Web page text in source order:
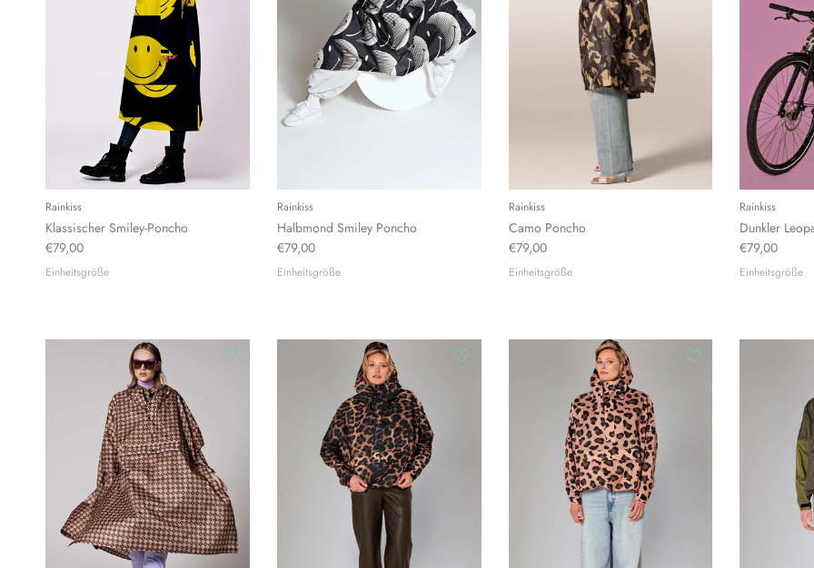
Rainkiss
Klassischer Smiley-Poncho
€79,00
Einheitsgröße
Rainkiss
Halbmond Smiley Poncho
€79,00
Einheitsgröße
Rainkiss
Camo Poncho
€79,00
Einheitsgröße
Rainkiss
Dunkler
€79,00
Einheitsgröße